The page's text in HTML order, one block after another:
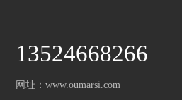
13524668266
网址：www.oumarsi.com